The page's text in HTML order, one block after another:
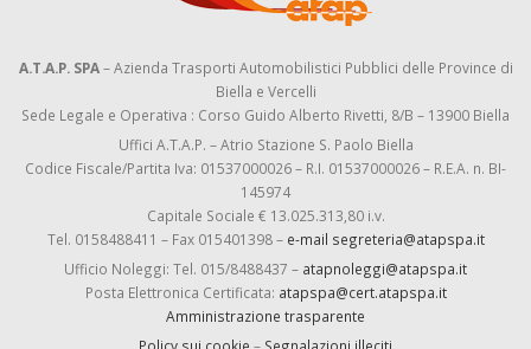
A.T.A.P. SPA– Azienda Trasporti Automobilistici Pubblici delle Province di
Biella e Vercelli
Sede Legale e Operativa : Corso Guido Alberto Rivetti, 8/B – 13900 Biella
Uffici A.T.A.P. – Atrio Stazione S. Paolo Biella
Codice Fiscale/Partita Iva: 01537000026 – R.I. 01537000026 – R.E.A. n. BI-
145974
Capitale Sociale € 13.025.313,80 i.v.
Tel. 0158488411 – Fax 015401398 – e-mail segreteria@atapspa.it
Ufficio Noleggi: Tel. 015/8488437 – atapnoleggi@atapspa.it
Posta Elettronica Certificata: atapspa@cert.atapspa.it
Amministrazione trasparente